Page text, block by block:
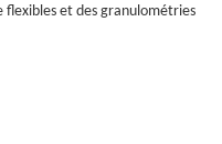
flexibles et des granulométries